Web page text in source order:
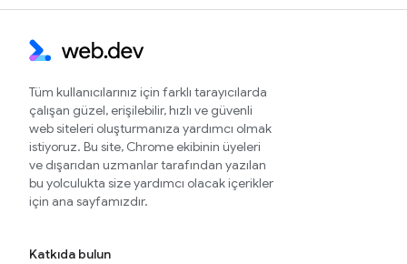
Tüm kullanıcılarınız için farklı tarayıcılarda
çalışan güzel, erişilebilir, hızlı ve güvenli
web siteleri oluşturmanıza yardımcı olmak
istiyoruz. Bu site, Chrome ekibinin üyeleri
ve dışarıdan uzmanlar tarafından yazılan
bu yolculukta size yardımcı olacak içerikler
için ana sayfamızdır.
Katkıda bulun